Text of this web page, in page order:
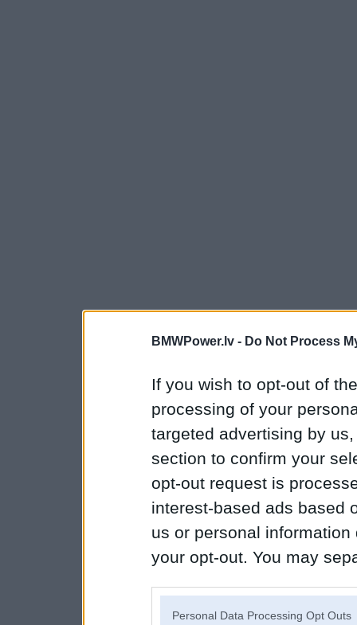
BMWPower.lv - Do Not Process
If you wish to opt-out of
processing of your
targeted advertising by
section to confirm your
opt-out request is
interest-based ads based
us or personal
your opt-out. You may
Personal Data Processing Opt Outs